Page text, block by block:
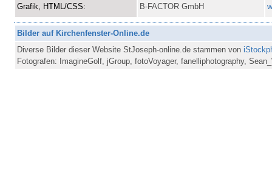
Grafik, HTML/CSS:
B-FACTOR GmbH
Bilder auf Kirchenfenster-Online.de
Diverse Bilder dieser Website StJoseph-online.de stammen von
Fotografen: ImagineGolf, jGroup, fotoVoyager, fanelliphotography,